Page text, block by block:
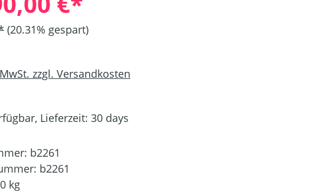
(20.31% gespart)
zzgl. Versandkosten
Lieferzeit: 30 days
b2261
b2261
kg